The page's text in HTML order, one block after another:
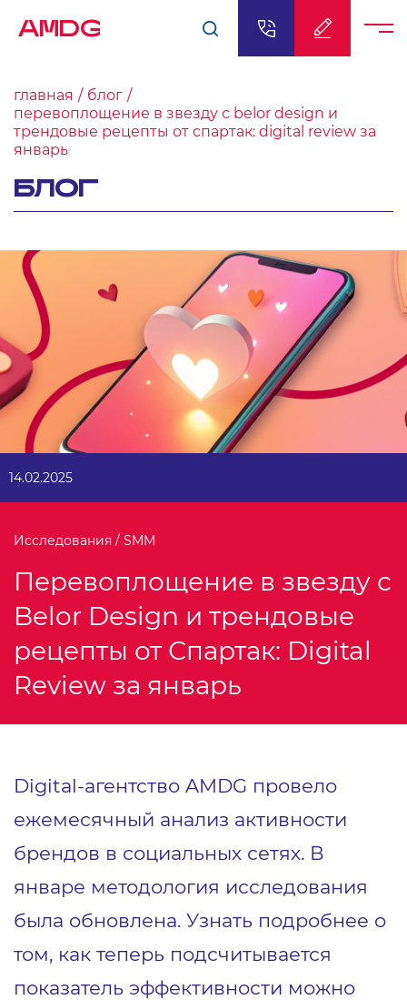
AMDG
главная
блог
перевоплощение в звезду с belor design и
трендовые рецепты от спартак: digital review за
январь
БЛОГ
14.02.2025
Исследования / SMM
Перевоплощение в звезду с
Belor Design и трендовые
рецепты от Спартак: Digital
Review за январь
Digital-агентство AMDG провело
ежемесячный анализ активности
брендов в социальных сетях. В
январе методология исследования
была обновлена. Узнать подробнее о
том, как теперь подсчитывается
показатель эффективности можно